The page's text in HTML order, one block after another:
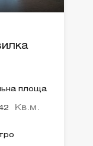
площа
Кв.м.